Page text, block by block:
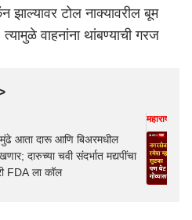
टोल नाक्यावरील बूम
वाहनांना थांबण्याची गरज
मुंढे आता दारू आणि बिअरमधील
दारुच्या चवी संदर्भात मद्यपींचा
FDA ला कॉल
महाराष्ट्र